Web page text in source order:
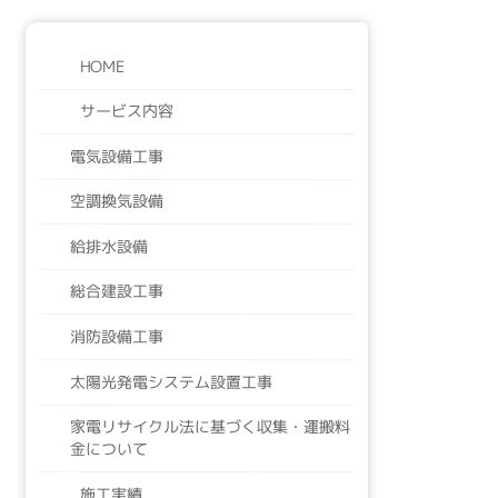
HOME
サービス内容
電気設備工事
空調換気設備
給排水設備
総合建設工事
消防設備工事
太陽光発電システム設置工事
家電リサイクル法に基づく収集・運搬料
金について